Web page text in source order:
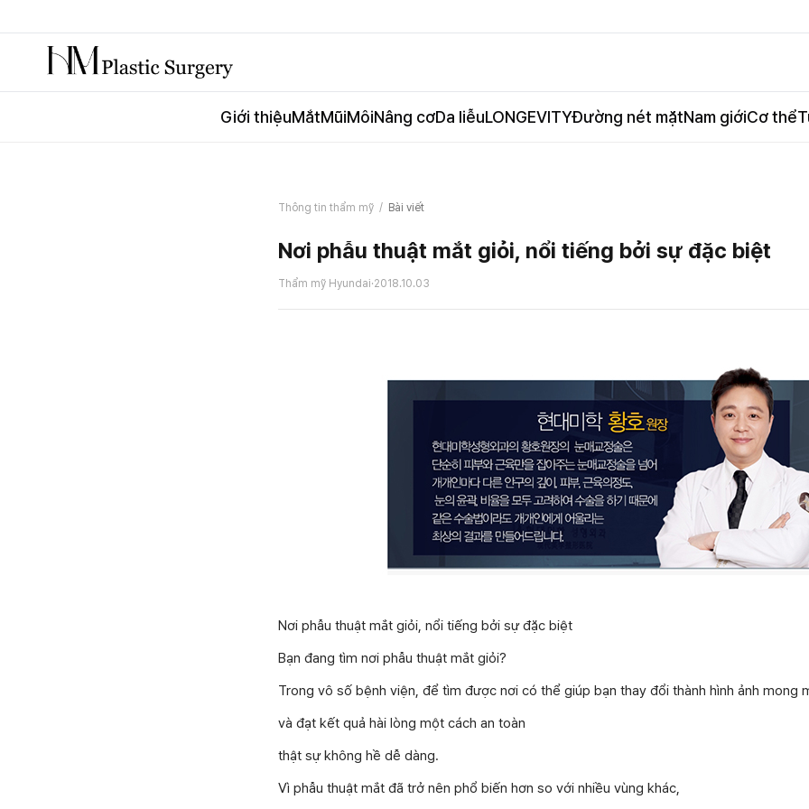
Giới thiệuMắtMũiMôiNâng cơDa liễuLONGEVITYĐường nét mặtNam giớiCơ thể
Thông tin thẩm mỹ / Bài viết
Nơi phẫu thuật mắt giỏi, nổi tiếng bởi sự đặc biệt
Thẩm mỹ Hyundai·2018.10.03
Nơi phẫu thuật mắt giỏi, nổi tiếng bởi sự đặc biệt
Bạn đang tìm nơi phẫu thuật mắt giỏi?
Trong vô số bệnh viện, để tìm được nơi có thể giúp bạn thay đổi thành hình ảnh mong
và đạt kết quả hài lòng một cách an toàn
thật sự không hề dễ dàng.
Vì phẫu thuật mắt đã trở nên phổ biến hơn so với nhiều vùng khác,